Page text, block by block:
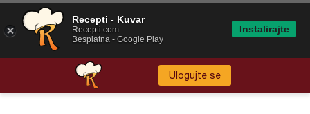
Ulogujte se
Recepti - Kuvar
Recepti.com
Besplatna - Google Play
Instalirajte